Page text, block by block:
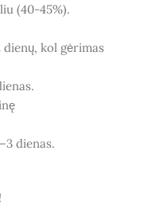
(40-45%).
dienų, kol gėrimas
dienas.